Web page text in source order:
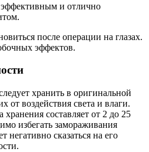
эффективным и отлично
после операции на глазах.
эффектов.
хранить в оригинальной
от воздействия света и влаги.
хранения составляет от 2 до 25
избегать замораживания
негативно сказаться на его